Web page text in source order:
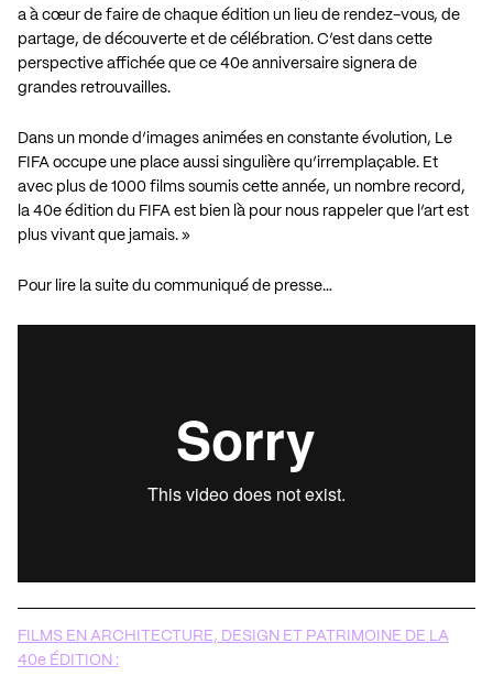
a à cœur de faire de chaque édition un lieu de rendez-vous, de
partage, de découverte et de célébration. C’est dans cette
perspective affichée que ce 40e anniversaire signera de
grandes retrouvailles.
Dans un monde d’images animées en constante évolution, Le
FIFA occupe une place aussi singulière qu’irremplaçable. Et
avec plus de 1000 films soumis cette année, un nombre record,
la 40e édition du FIFA est bien là pour nous rappeler que l’art est
plus vivant que jamais. »
Pour lire la suite du communiqué de presse…
FILMS EN ARCHITECTURE, DESIGN ET PATRIMOINE DE LA
40e ÉDITION :